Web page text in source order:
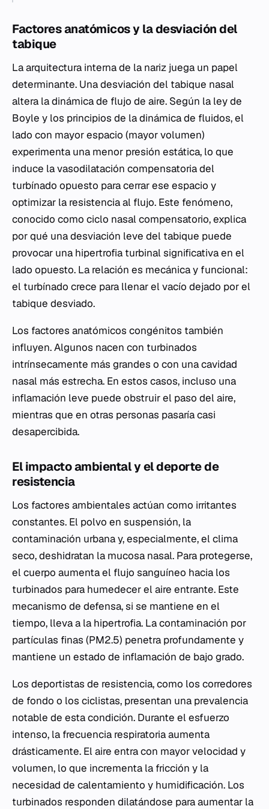
Factores anatómicos y la desviación del
tabique
La arquitectura interna de la nariz juega un papel
determinante. Una desviación del tabique nasal
altera la dinámica de flujo de aire. Según la ley de
Boyle y los principios de la dinámica de fluidos, el
lado con mayor espacio (mayor volumen)
experimenta una menor presión estática, lo que
induce la vasodilatación compensatoria del
turbínado opuesto para cerrar ese espacio y
optimizar la resistencia al flujo. Este fenómeno,
conocido como ciclo nasal compensatorio, explica
por qué una desviación leve del tabique puede
provocar una hipertrofia turbinal significativa en el
lado opuesto. La relación es mecánica y funcional:
el turbínado crece para llenar el vacío dejado por el
tabique desviado.
Los factores anatómicos congénitos también
influyen. Algunos nacen con turbinados
intrínsecamente más grandes o con una cavidad
nasal más estrecha. En estos casos, incluso una
inflamación leve puede obstruir el paso del aire,
mientras que en otras personas pasaría casi
desapercibida.
El impacto ambiental y el deporte de
resistencia
Los factores ambientales actúan como irritantes
constantes. El polvo en suspensión, la
contaminación urbana y, especialmente, el clima
seco, deshidratan la mucosa nasal. Para protegerse,
el cuerpo aumenta el flujo sanguíneo hacia los
turbinados para humedecer el aire entrante. Este
mecanismo de defensa, si se mantiene en el
tiempo, lleva a la hipertrofia. La contaminación por
partículas finas (PM2.5) penetra profundamente y
mantiene un estado de inflamación de bajo grado.
Los deportistas de resistencia, como los corredores
de fondo o los ciclistas, presentan una prevalencia
notable de esta condición. Durante el esfuerzo
intenso, la frecuencia respiratoria aumenta
drásticamente. El aire entra con mayor velocidad y
volumen, lo que incrementa la fricción y la
necesidad de calentamiento y humidificación. Los
turbinados responden dilatándose para aumentar la